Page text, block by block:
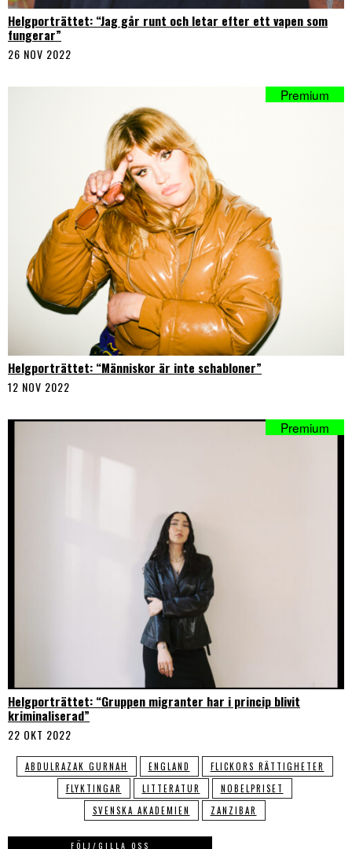
Helgporträttet: “Jag går runt och letar efter ett vapen som
fungerar”
26 NOV 2022
Helgporträttet: “Människor är inte schabloner”
12 NOV 2022
Helgporträttet: “Gruppen migranter har i princip blivit
kriminaliserad”
22 OKT 2022
ABDULRAZAK GURNAH ENGLAND
FLICKORS RÄTTIGHETER
FLYKTINGAR
LITTERATUR
NOBELPRISET
SVENSKA AKADEMIEN
ZANZIBAR
FÖLJ/GILLA OSS